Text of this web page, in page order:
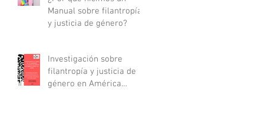
Manual sobre filantropía
y justicia de género?
Investigación sobre
filantropía y justicia de
género en América